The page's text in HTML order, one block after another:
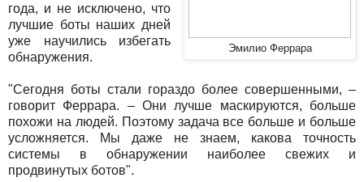
Эмилио Феррара
года, и не исключено, что
лучшие боты наших дней
уже научились избегать
обнаружения.
"Сегодня боты стали гораздо более совершенными, –
говорит Феррара. – Они лучше маскируются, больше
похожи на людей. Поэтому задача все больше и больше
усложняется. Мы даже не знаем, какова точность
системы в обнаружении наиболее свежих и
продвинутых ботов".